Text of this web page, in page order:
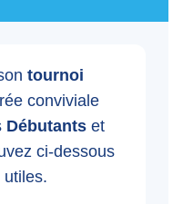
tournoi
conviviale
Débutants et
ci-dessous
utiles.